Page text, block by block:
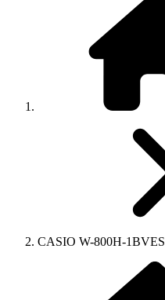
CASIO W-800H-1BVES